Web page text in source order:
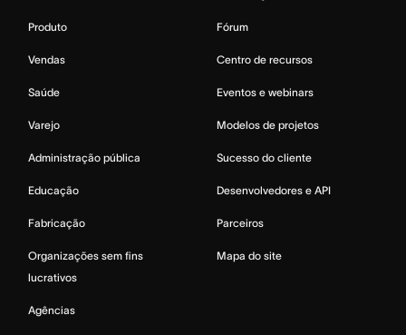
Produto
Vendas
Saúde
Varejo
Administração pública
Educação
Fabricação
Organizações sem fins
lucrativos
Agências
Fórum
Centro de recursos
Eventos e webinars
Modelos de projetos
Sucesso do cliente
Desenvolvedores e API
Parceiros
Mapa do site